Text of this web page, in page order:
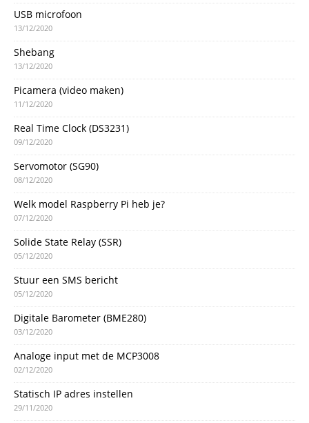
USB microfoon
13/12/2020
Shebang
13/12/2020
Picamera (video maken)
11/12/2020
Real Time Clock (DS3231)
09/12/2020
Servomotor (SG90)
08/12/2020
Welk model Raspberry Pi heb je?
07/12/2020
Solide State Relay (SSR)
05/12/2020
Stuur een SMS bericht
05/12/2020
Digitale Barometer (BME280)
03/12/2020
Analoge input met de MCP3008
02/12/2020
Statisch IP adres instellen
29/11/2020